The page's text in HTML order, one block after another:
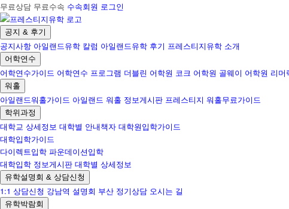
무료상담 무료수속 수속회원 로그인
공지 & 후기
공지사항 아일랜드유학 칼럼 아일랜드유학 후기 프레스티지유학 소개
어학연수
어학연수가이드 어학연수 프로그램 더블린 어학원 코크 어학원 골웨이 어학원 리머
워홀
아일랜드워홀가이드 아일랜드 워홀 정보게시판 프레스티지 워홀무료가이드
학위과정
대학교 상세정보 대학별 안내책자 대학원입학가이드
대학입학가이드
다이렉트입학 파운데이션입학
대학입학 정보게시판 대학별 상세정보
유학설명회 & 상담신청
1:1 상담신청 강남역 설명회 부산 정기상담 오시는 길
유학박람회